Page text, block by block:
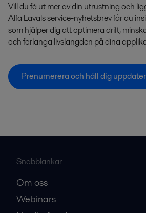
Vill du få ut mer av din utrustning och
Alfa Lavals service-nyhetsbrev får du
som hjälper dig att optimera drift,
och förlänga livslängden på dina
Prenumerera och håll dig
Snabblänkar
Om oss
Webinars